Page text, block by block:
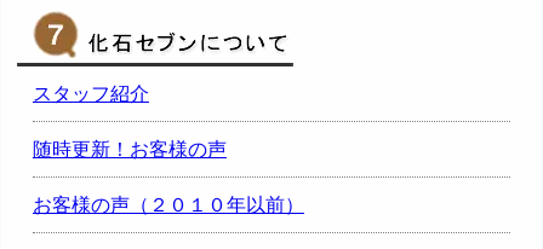
スタッフ紹介
随時更新！お客様の声
お客様の声（２０１０年以前）